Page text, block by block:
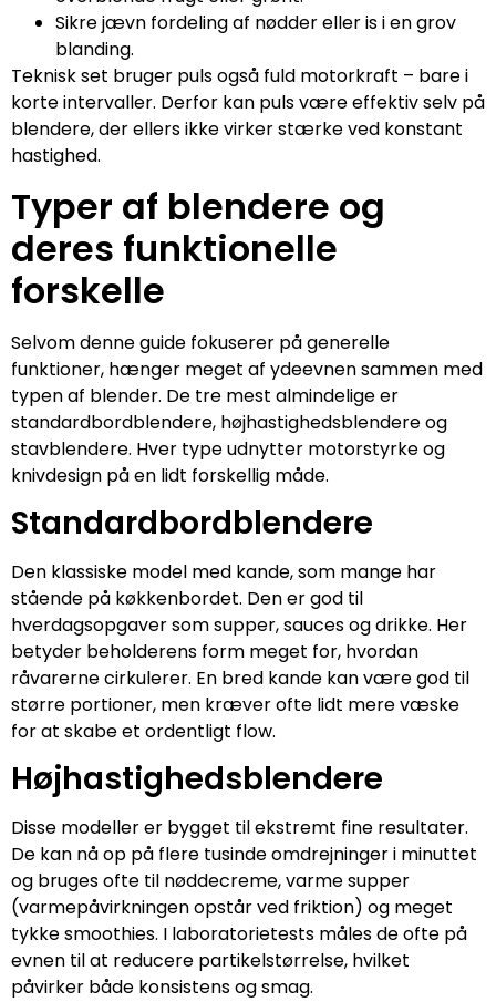
Sikre jævn fordeling af nødder eller is i en grov
blanding.
Teknisk set bruger puls også fuld motorkraft – bare i
korte intervaller. Derfor kan puls være effektiv selv på
blendere, der ellers ikke virker stærke ved konstant
hastighed.
Typer af blendere og
deres funktionelle
forskelle
Selvom denne guide fokuserer på generelle
funktioner, hænger meget af ydeevnen sammen med
typen af blender. De tre mest almindelige er
standardbordblendere, højhastighedsblendere og
stavblendere. Hver type udnytter motorstyrke og
knivdesign på en lidt forskellig måde.
Standardbordblendere
Den klassiske model med kande, som mange har
stående på køkkenbordet. Den er god til
hverdagsopgaver som supper, sauces og drikke. Her
betyder beholderens form meget for, hvordan
råvarerne cirkulerer. En bred kande kan være god til
større portioner, men kræver ofte lidt mere væske
for at skabe et ordentligt flow.
Højhastighedsblendere
Disse modeller er bygget til ekstremt fine resultater.
De kan nå op på flere tusinde omdrejninger i minuttet
og bruges ofte til nøddecreme, varme supper
(varmepåvirkningen opstår ved friktion) og meget
tykke smoothies. I laboratorietests måles de ofte på
evnen til at reducere partikelstørrelse, hvilket
påvirker både konsistens og smag.